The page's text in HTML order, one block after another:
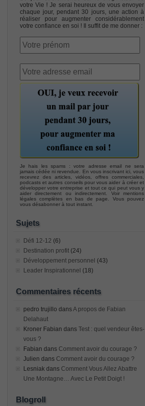
votre Vie ! Je serai heureux de vous envoyer
chaque jour, pendant 30 jours, une action à
réaliser pour augmenter considérablement
votre confiance en soi ! Il suffit de me donner :
Je hais les spams : votre adresse email ne sera
jamais cédée ni revendue. En vous inscrivant ici, vous
recevrez des articles, vidéos, offres commerciales,
podcasts et autres conseils pour vous aider à créer et
développer votre entreprise et tout ce qui peut vous y
aider directement ou indirectement. Voir mentions
légales complètes en bas de page. Vous pouvez
vous désabonner à tout instant.
Sujets
Défi 12-12 (6)
Destination profit (24)
Développement personnel (43)
Leader Inspirationnel (18)
Commentaires récents
pedro trujillo dansA propos de Fabian
Delahaut
Kroner Fabian dans Test : quel vendeur êtes-
vous ?
Fabian dans Comment avoir du courage ?
Julien dans Comment avoir du courage ?
Lesniak dans Comment Vous Allez Abattre
Une Montagne… Avec Le Petit Doigt !
Blogroll